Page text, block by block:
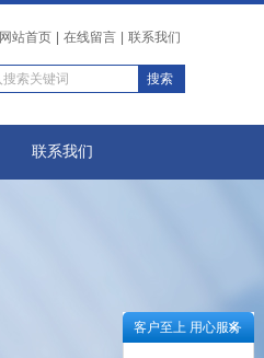
网站首页 在线留言 联系我们
联系我们
客户至上 用心服务